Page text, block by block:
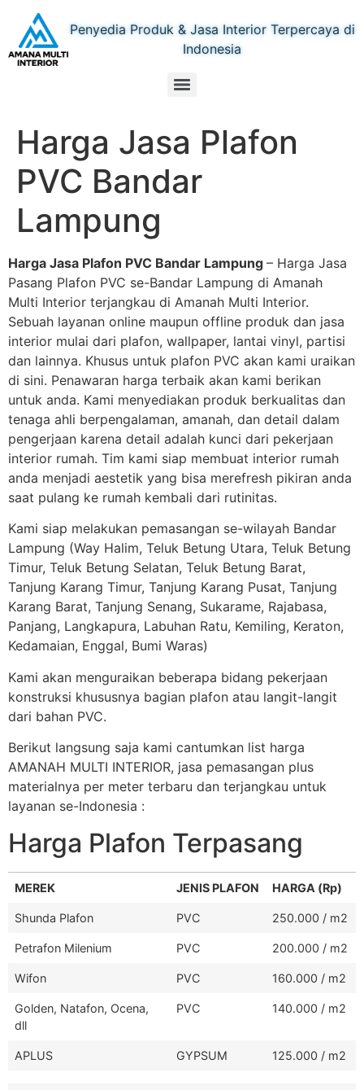
Penyedia Produk & Jasa Interior Terpercaya di
Indonesia
Harga Jasa Plafon
PVC Bandar
Lampung
Harga Jasa Plafon PVC Bandar Lampung – Harga Jasa
Pasang Plafon PVC se-Bandar Lampung di Amanah
Multi Interior terjangkau di Amanah Multi Interior.
Sebuah layanan online maupun offline produk dan jasa
interior mulai dari plafon, wallpaper, lantai vinyl, partisi
dan lainnya. Khusus untuk plafon PVC akan kami uraikan
di sini. Penawaran harga terbaik akan kami berikan
untuk anda. Kami menyediakan produk berkualitas dan
tenaga ahli berpengalaman, amanah, dan detail dalam
pengerjaan karena detail adalah kunci dari pekerjaan
interior rumah. Tim kami siap membuat interior rumah
anda menjadi aestetik yang bisa merefresh pikiran anda
saat pulang ke rumah kembali dari rutinitas.
Kami siap melakukan pemasangan se-wilayah Bandar
Lampung (Way Halim, Teluk Betung Utara, Teluk Betung
Timur, Teluk Betung Selatan, Teluk Betung Barat,
Tanjung Karang Timur, Tanjung Karang Pusat, Tanjung
Karang Barat, Tanjung Senang, Sukarame, Rajabasa,
Panjang, Langkapura, Labuhan Ratu, Kemiling, Keraton,
Kedamaian, Enggal, Bumi Waras)
Kami akan menguraikan beberapa bidang pekerjaan
konstruksi khususnya bagian plafon atau langit-langit
dari bahan PVC.
Berikut langsung saja kami cantumkan list harga
AMANAH MULTI INTERIOR, jasa pemasangan plus
materialnya per meter terbaru dan terjangkau untuk
layanan se-Indonesia :
Harga Plafon Terpasang
MEREK JENIS PLAFON HARGA (Rp)
Shunda Plafon PVC 250.000 / m2
Petrafon Milenium PVC 200.000 / m2
Wifon PVC 160.000 / m2
Golden, Natafon, Ocena,
dll
PVC 140.000 / m2
APLUS GYPSUM 125.000 / m2